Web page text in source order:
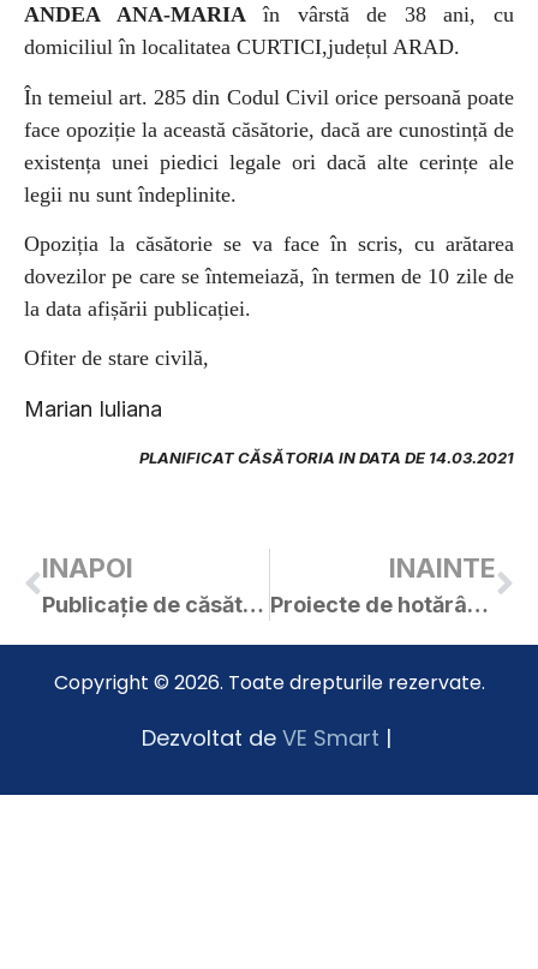
ANDEA ANA-MARIAîn vârstă de 38 ani, cu
domiciliul în localitatea CURTICI,județul ARAD.
În temeiul art. 285 din Codul Civil orice persoană poate
face opoziție la această căsătorie, dacă are cunostință de
existența unei piedici legale ori dacă alte cerințe ale
legii nu sunt îndeplinite.
Opoziția la căsătorie se va face în scris, cu arătarea
dovezilor pe care se întemeiază, în termen de 10 zile de
la data afișării publicației.
Ofiter de stare civilă,
Marian Iuliana
PLANIFICAT CĂSĂTORIA IN DATA DE 14.03.2021
INAPOI
Publicație de căsătorie – Mazilu Ioan-Constantin / Ardelean Ioana-Larina
INAINTE
Proiecte de hotărâri și materiale pentru ședința extraordinară din 09.03.2021
Copyright © 2026. Toate drepturile rezervate.
Dezvoltat de VE Smart |